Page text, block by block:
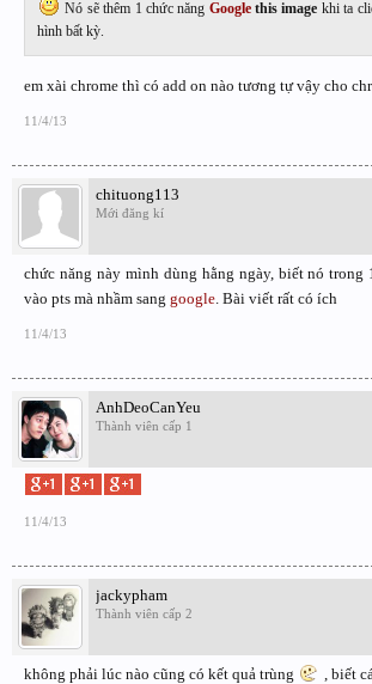
Nó sẽ thêm 1 chức năng Googlethis image khi ta
hình bất kỳ.
em xài chrome thì có add on nào tương tự vậy cho
11/4/13
chituong113
Mới đăng kí
chức năng này mình dùng hằng ngày, biết nó
vào pts mà nhầm sang google . Bài viết rất có ích
11/4/13
AnhDeoCanYeu
Thành viên cấp 1
11/4/13
jackypham
Thành viên cấp 2
không phải lúc nào cũng có kết quả trùng
, biết